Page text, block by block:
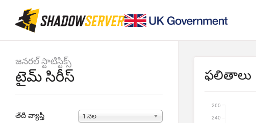
జనరల్ స్టాటిస్టిక్స్
టైమ్ సిరీస్
తేదీ వ్యాప్తి 1 నెల
ఫలితాలు
240
260